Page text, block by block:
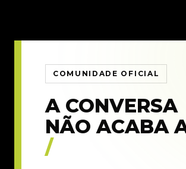
COMUNIDADE OFICIAL
A CONVERSA
NÃO ACABA
/